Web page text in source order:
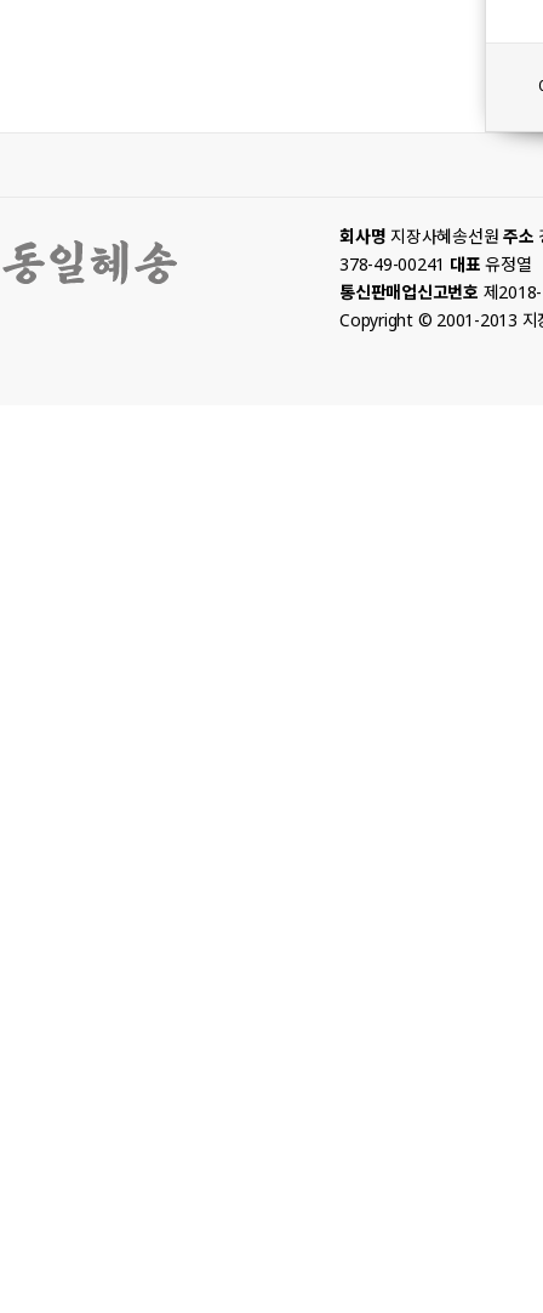
회사명 지장사혜송선원 주소
378-49-00241 대표 유정열
통신판매업신고번호 제
Copyright © 2001-2013 지